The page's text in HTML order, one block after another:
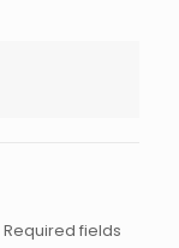
Required fields